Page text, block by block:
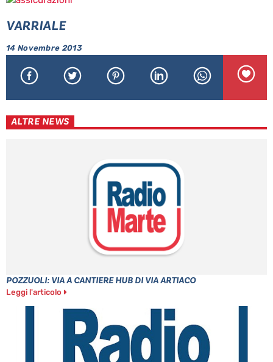
VARRIALE
14 Novembre 2013
ALTRE NEWS
POZZUOLI: VIA A CANTIERE HUB DI VIA ARTIACO
Leggi l'articolo